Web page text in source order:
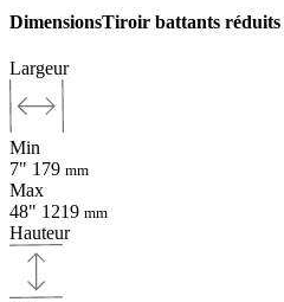
DimensionsTiroir battants réduits
Largeur
Min
7" 179 mm
Max
48" 1219 mm
Hauteur